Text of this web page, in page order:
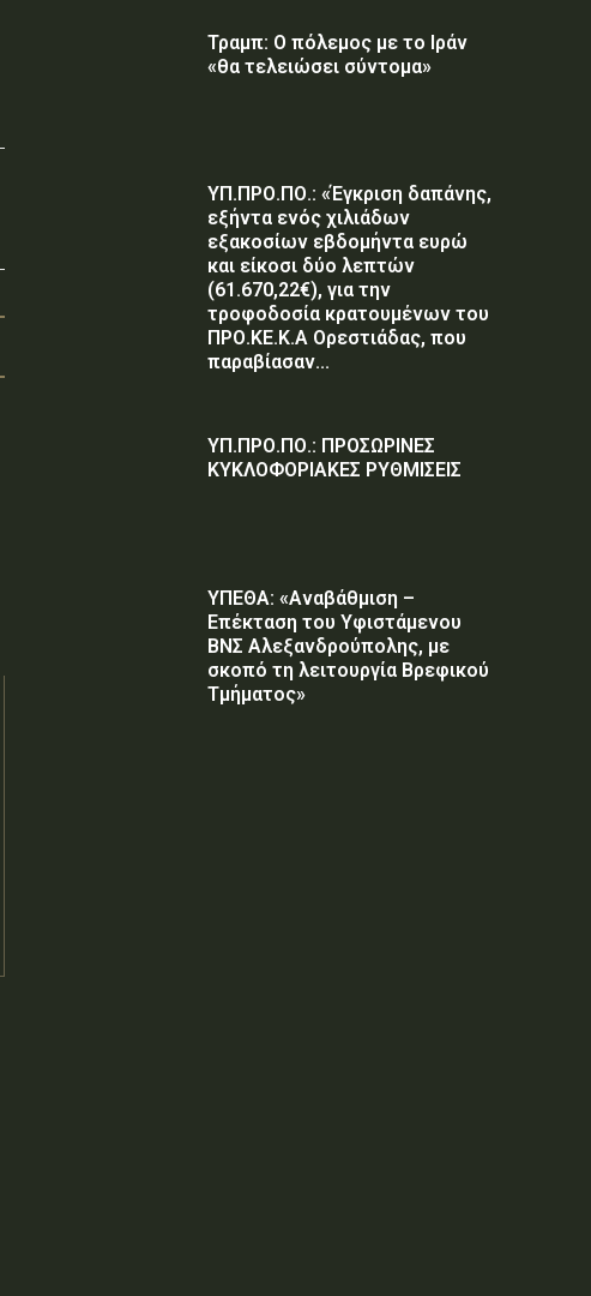
Τραμπ: Ο πόλεμος με το Ιράν
«θα τελειώσει σύντομα»
ΥΠ.ΠΡΟ.ΠΟ.: «Έγκριση δαπάνης,
εξήντα ενός χιλιάδων
εξακοσίων εβδομήντα ευρώ
και είκοσι δύο λεπτών
(61.670,22€), για την
τροφοδοσία κρατουμένων του
ΠΡΟ.ΚΕ.Κ.Α Ορεστιάδας, που
παραβίασαν...
ΥΠ.ΠΡΟ.ΠΟ.: ΠΡΟΣΩΡΙΝΕΣ
ΚΥΚΛΟΦΟΡΙΑΚΕΣ ΡΥΘΜΙΣΕΙΣ
ΥΠΕΘΑ: «Αναβάθμιση –
Επέκταση του Υφιστάμενου
ΒΝΣ Αλεξανδρούπολης, με
σκοπό τη λειτουργία Βρεφικού
Τμήματος»